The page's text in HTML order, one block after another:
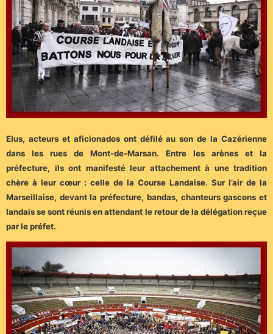
Elus, acteurs et aficionados ont défilé au son de la Cazérienne
dans les rues de Mont-de-Marsan. Entre les arènes et la
préfecture, ils ont manifesté leur attachement à une tradition
chère à leur cœur : celle de la Course Landaise. Sur l’air de la
Marseillaise, devant la préfecture, bandas, chanteurs gascons et
landais se sont réunis en attendant le retour de la délégation reçue
par le préfet.